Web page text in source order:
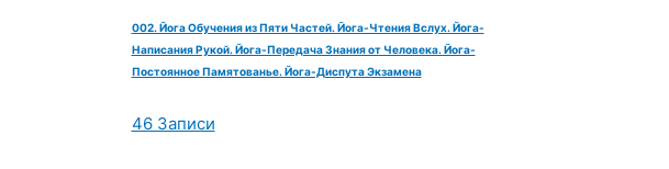
002. Йога Обучения из Пяти Частей. Йога-Чтения Вслух. Йога-
Написания Рукой. Йога-Передача Знания от Человека. Йога-
Постоянное Памятованье. Йога-Диспута Экзамена
46 Записи